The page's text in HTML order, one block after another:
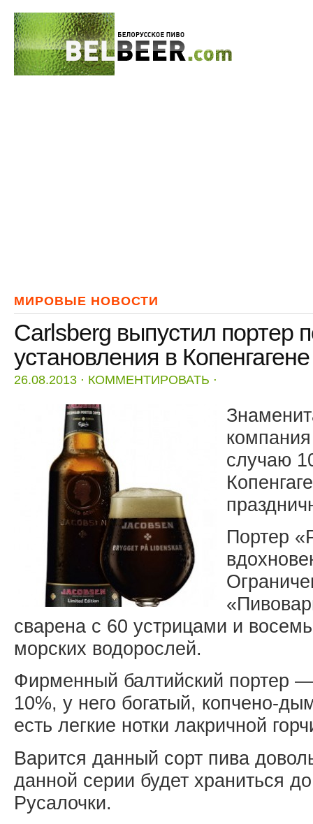
МИРОВЫЕ НОВОСТИ
Carlsberg выпустил портер
установления в
26.08.2013 ⋅ КОММЕНТИРОВАТЬ ⋅
случаю
Портер
сварена с 60 устрицами и
морских водорослей.
Фирменный балтийский портер
10%, у него богатый, копчено-
есть легкие нотки лакричной
Варится данный сорт пива
данной серии будет храниться
Русалочки.